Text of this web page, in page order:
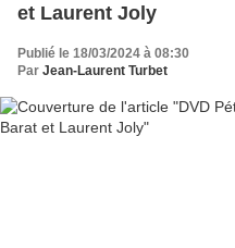
et Laurent Joly
Publié le 18/03/2024 à 08:30
Par Jean-Laurent Turbet